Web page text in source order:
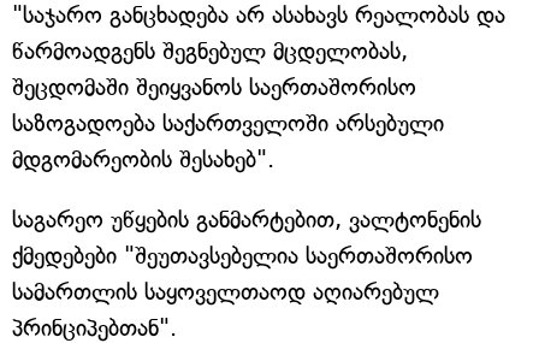
"საჯარო განცხადება არ ასახავს რეალობას და
წარმოადგენს შეგნებულ მცდელობას,
შეცდომაში შეიყვანოს საერთაშორისო
საზოგადოება საქართველოში არსებული
მდგომარეობის შესახებ".
საგარეო უწყების განმარტებით, ვალტონენის
ქმედებები "შეუთავსებელია საერთაშორისო
სამართლის საყოველთაოდ აღიარებულ
პრინციპებთან".